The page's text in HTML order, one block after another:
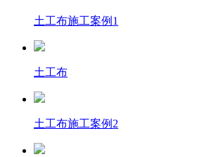
土工布施工案例1
土工布
土工布施工案例2